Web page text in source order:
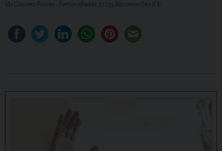
Via Giacomo Puccini - Fontanafredda, 81035 Roccamonfina (CE)